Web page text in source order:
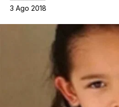
Contatti
3 Ago 2018